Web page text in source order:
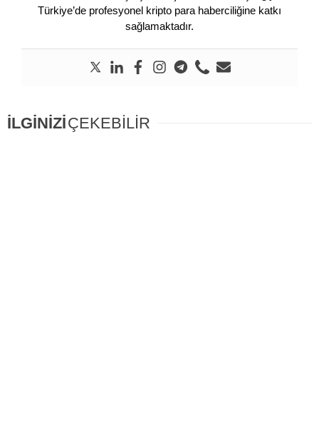
Türkiye’de profesyonel kripto para haberciliğine katkı
sağlamaktadır.
İLGİNİZİÇEKEBİLİR